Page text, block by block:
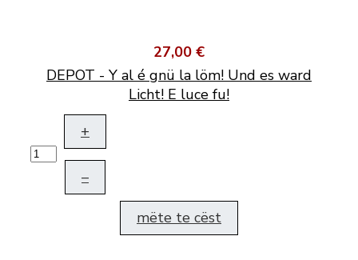
27,00 €
DEPOT - Y al é gnü la löm! Und es ward
Licht! E luce fu!
+
–
mëte te cëst